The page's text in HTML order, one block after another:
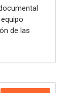
de las